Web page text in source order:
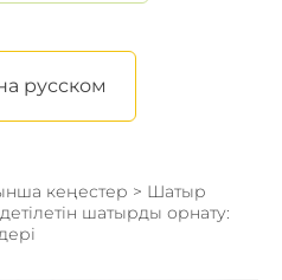
русском
кеңестер > Шатыр
шатырды орнату: